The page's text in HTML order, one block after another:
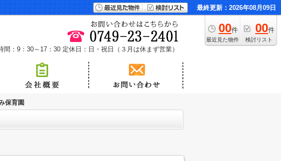
最終更新：2026年08月09日
00件
最近見た物件
00件
検討リスト
間：9：30～17：30 定休日：日・祝日（３月は休まず営業）
保育園